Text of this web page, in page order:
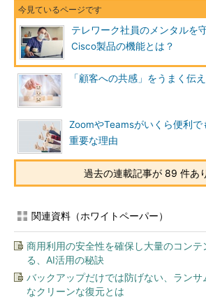
テレワーク社員のメンタルを
Cisco製品の機能とは？
「顧客への共感」をうまく伝
ZoomやTeamsがいくら便利
重要な理由
過去の連載記事が 89 件あ
関連資料（ホワイトペーパー）
商用利用の安全性を確保し大量のコンテ
る、AI活用の秘訣
バックアップだけでは防げない、ラン
なクリーンな復元とは